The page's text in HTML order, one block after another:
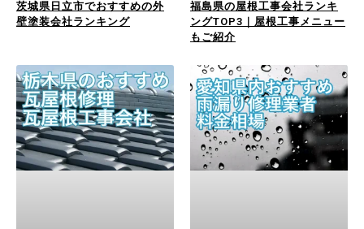
茨城県日立市でおすすめの外
壁塗装会社ランキング
福島県の屋根工事会社ランキ
ングTOP3｜屋根工事メニュー
もご紹介